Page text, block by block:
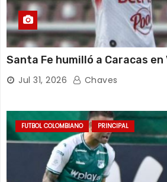
Santa Fe humilló a Caracas en
Jul 31, 2026 Chaves
FUTBOL COLOMBIANO PRINCIPAL